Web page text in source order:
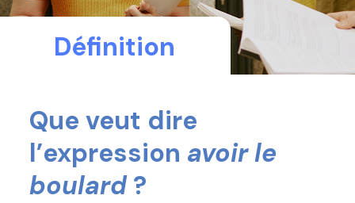
Définition
Que veut dire
l’expression avoir le
boulard?